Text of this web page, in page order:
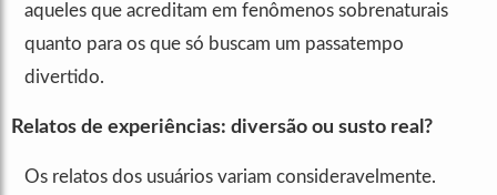
aqueles que acreditam em fenômenos sobrenaturais
quanto para os que só buscam um passatempo
divertido.
Relatos de experiências: diversão ou susto real?
Os relatos dos usuários variam consideravelmente.